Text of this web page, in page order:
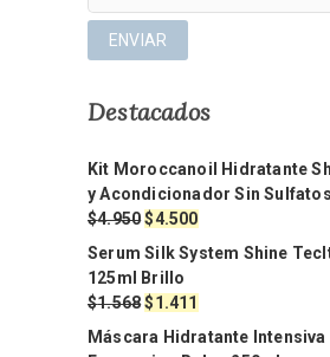
Destacados
Kit Moroccanoil Hidratante
y Acondicionador Sin Sulfatos
$4.950El
precio
original
era:
$4.950.
$4.500El
precio
es:
$4.500.
Serum Silk System Shine
125ml Brillo
$1.568El
precio
original
$1.411
actual
Máscara Hidratante Intensiva